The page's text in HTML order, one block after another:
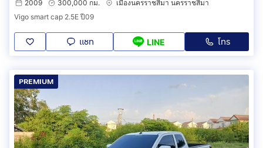
2009 300,000 กม.
เมืองนครราชสีมา นครราชสีมา
Vigo smart cap 2.5E ปี09
แชท LINE โทร
PREMIUM